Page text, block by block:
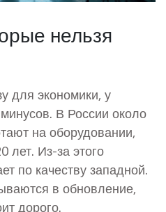
нельзя
для экономики, у
В России около
на оборудовании,
лет. Из-за этого
по качеству западной.
в обновление,
дорого.